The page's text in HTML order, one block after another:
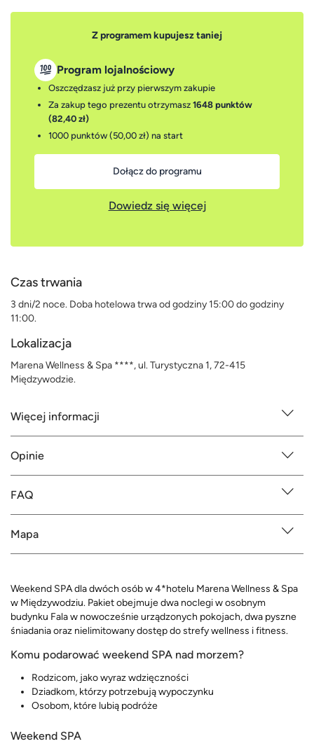
Z programem kupujesz taniej
Program lojalnościowy
Oszczędzasz już przy pierwszym zakupie
Za zakup tego prezentu otrzymasz 1648 punktów
(82,40 zł)
1000 punktów (50,00 zł) na start
Dołącz do programu
Dowiedz się więcej
Czas trwania
3 dni/2 noce. Doba hotelowa trwa od godziny 15:00 do godziny
11:00.
Lokalizacja
Marena Wellness & Spa ****, ul. Turystyczna 1, 72-415
Międzywodzie.
Więcej informacji
Opinie
FAQ
Mapa
Weekend SPA dla dwóch osób w 4*hotelu Marena Wellness & Spa
w Międzywodziu. Pakiet obejmuje dwa noclegi w osobnym
budynku Fala w nowocześnie urządzonych pokojach, dwa pyszne
śniadania oraz nielimitowany dostęp do strefy wellness i fitness.
Komu podarować weekend SPA nad morzem?
Rodzicom, jako wyraz wdzięczności
Dziadkom, którzy potrzebują wypoczynku
Osobom, które lubią podróże
Weekend SPA